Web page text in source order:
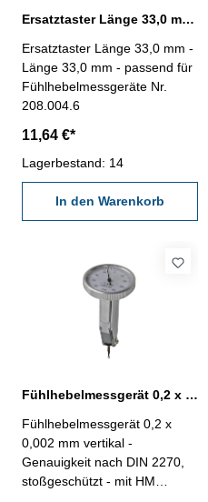
Genauigkeit: 0,02 mm
Ersatztaster Länge 33,0 mm für Fühlhebelmessgeräte
Ersatztaster Länge 33,0 mm -
Länge 33,0 mm - passend für
Fühlhebelmessgeräte Nr.
208.004.6
11,64 €*
Lagerbestand: 14
In den Warenkorb
Fühlhebelmessgerät 0,2 x 0,002 mm Ø 32 mm vertikal
Fühlhebelmessgerät 0,2 x
0,002 mm vertikal -
Genauigkeit nach DIN 2270,
stoßgeschützt - mit HM